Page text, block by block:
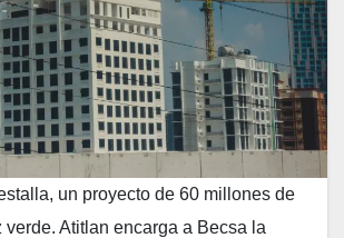
un proyecto de 60 millones de
Atitlan encarga a Becsa la